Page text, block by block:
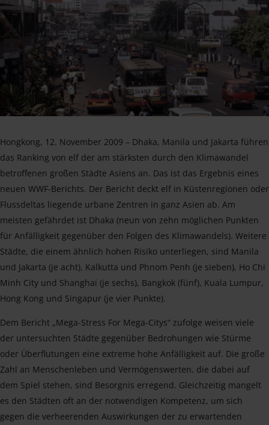
Hongkong, 12. November 2009 – Dhaka, Manila und Jakarta führen
das Ranking von elf der am stärksten durch den Klimawandel
betroffenen großen Städte Asiens an. Das ist das Ergebnis eines
neuen WWF-Berichts. Der Bericht deckt elf in Küstenregionen oder
Flussdeltas liegende urbane Zentren in ganz Asien ab. Am
meisten gefährdet ist Dhaka (neun von zehn möglichen Punkten
für Anfälligkeit gegenüber den Folgen des Klimawandels). Weitere
Städte, die einem ähnlich hohen Risiko unterliegen, sind Manila
und Jakarta (je acht), Kalkutta und Phnom Penh (je sieben), Ho Chi
Minh City und Shanghai (je sechs), Bangkok (fünf), Kuala Lumpur,
Hong Kong und Singapur (je vier Punkte).
Dem Bericht „Mega-Stress For Mega-Citys“ zufolge weisen viele
der untersuchten Städte gegenüber Bedrohungen wie Stürme
oder Überflutungen eine extreme hohe Anfälligkeit auf. Die große
Zahl an Menschenleben und Vermögenswerten, die dabei auf
dem Spiel stehen, sind Besorgnis erregend. Gleichzeitig mangelt
es den Städten oft an der notwendigen Kompetenz, um sich
gegen die verheerenden Auswirkungen der zu erwartenden